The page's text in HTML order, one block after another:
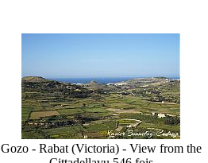
Gozo - Rabat (Victoria) - View from the